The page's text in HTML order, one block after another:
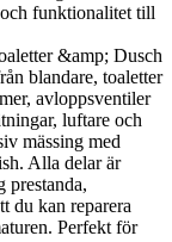
funktionalitet till
&amp; Dusch
blandare, toaletter
avloppsventiler
luftare och
mässing med
Alla delar är
prestanda,
du kan reparera
Perfekt för